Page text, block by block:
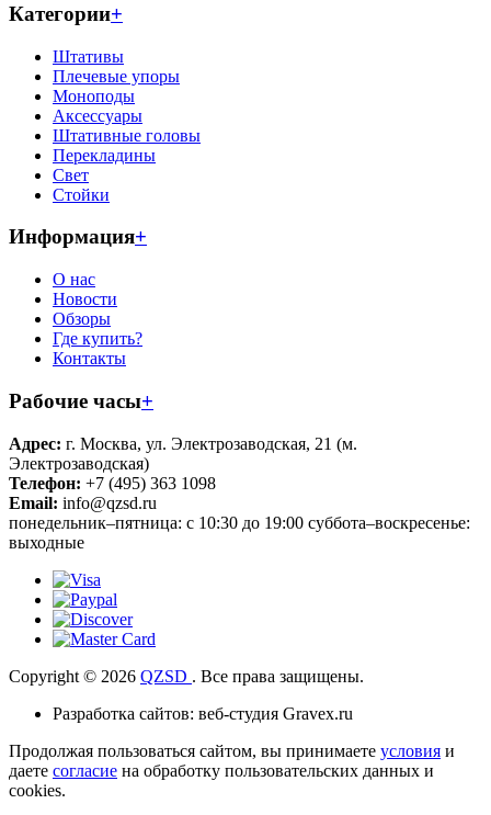
Категории+
Штативы
Плечевые упоры
Моноподы
Аксессуары
Штативные головы
Перекладины
Свет
Стойки
Информация+
О нас
Новости
Обзоры
Где купить?
Контакты
Рабочие часы+
Адрес: г. Москва, ул. Электрозаводская, 21 (м.
Электрозаводская)
Телефон: +7 (495) 363 1098
Email: info@qzsd.ru
понедельник–пятница: с 10:30 до 19:00 суббота–воскресенье:
выходные
Copyright © 2026 QZSD . Все права защищены.
Разработка сайтов: веб-студия Gravex.ru
Продолжая пользоваться сайтом, вы принимаете условия и
даете согласие на обработку пользовательских данных и
cookies.